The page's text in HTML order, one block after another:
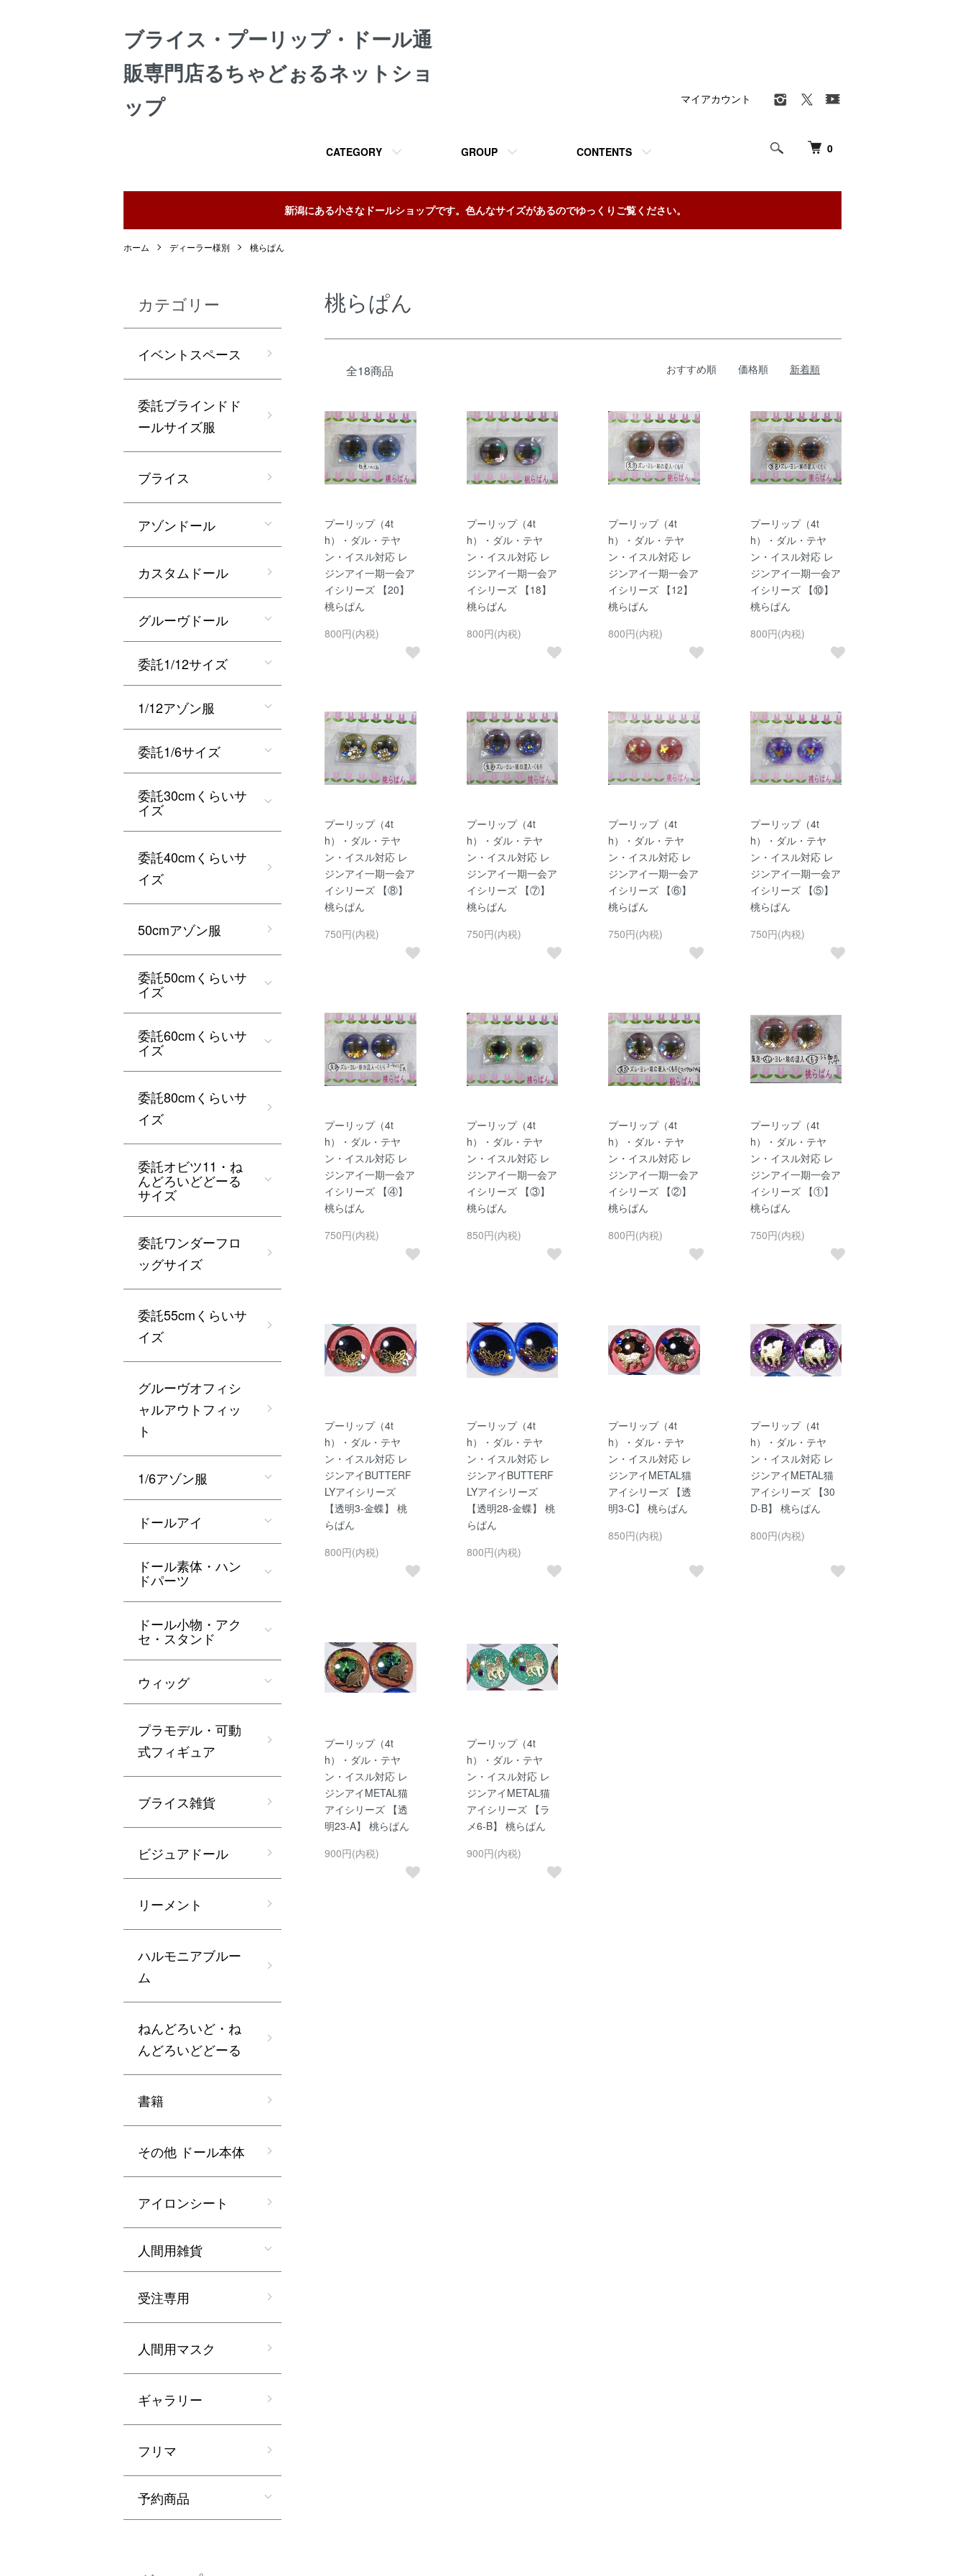
ブライス・プーリップ・ドール通
販専門店るちゃどぉるネットショ
ップ
0
CATEGORY GROUP CONTENTS
マイアカウント
新潟にある小さなドールショップです。色んなサイズがあるのでゆっくりご覧ください。
ホーム ディーラー様別 桃らぱん
桃らぱん
全18商品 おすすめ順 価格順 新着順
プーリップ（4t
h）・ダル・テヤ
ン・イスル対応 レ
ジンアイ一期一会ア
イシリーズ 【20】
桃らぱん
800円(内税)
プーリップ（4t
h）・ダル・テヤ
ン・イスル対応 レ
ジンアイ一期一会ア
イシリーズ 【18】
桃らぱん
800円(内税)
プーリップ（4t
h）・ダル・テヤ
ン・イスル対応 レ
ジンアイ一期一会ア
イシリーズ 【12】
桃らぱん
800円(内税)
プーリップ（4t
h）・ダル・テヤ
ン・イスル対応 レ
ジンアイ一期一会ア
イシリーズ 【⑩】
桃らぱん
800円(内税)
プーリップ（4t
h）・ダル・テヤ
ン・イスル対応 レ
ジンアイ一期一会ア
イシリーズ 【⑧】
桃らぱん
750円(内税)
プーリップ（4t
h）・ダル・テヤ
ン・イスル対応 レ
ジンアイ一期一会ア
イシリーズ 【⑦】
桃らぱん
750円(内税)
プーリップ（4t
h）・ダル・テヤ
ン・イスル対応 レ
ジンアイ一期一会ア
イシリーズ 【⑥】
桃らぱん
750円(内税)
プーリップ（4t
h）・ダル・テヤ
ン・イスル対応 レ
ジンアイ一期一会ア
イシリーズ 【⑤】
桃らぱん
750円(内税)
プーリップ（4t
h）・ダル・テヤ
ン・イスル対応 レ
ジンアイ一期一会ア
イシリーズ 【④】
桃らぱん
750円(内税)
プーリップ（4t
h）・ダル・テヤ
ン・イスル対応 レ
ジンアイ一期一会ア
イシリーズ 【③】
桃らぱん
850円(内税)
プーリップ（4t
h）・ダル・テヤ
ン・イスル対応 レ
ジンアイ一期一会ア
イシリーズ 【②】
桃らぱん
800円(内税)
プーリップ（4t
h）・ダル・テヤ
ン・イスル対応 レ
ジンアイ一期一会ア
イシリーズ 【①】
桃らぱん
750円(内税)
プーリップ（4t
h）・ダル・テヤ
ン・イスル対応 レ
ジンアイBUTTERF
LYアイシリーズ
【透明3-金蝶】 桃
らぱん
800円(内税)
プーリップ（4t
h）・ダル・テヤ
ン・イスル対応 レ
ジンアイBUTTERF
LYアイシリーズ
【透明28-金蝶】 桃
らぱん
800円(内税)
プーリップ（4t
h）・ダル・テヤ
ン・イスル対応 レ
ジンアイMETAL猫
アイシリーズ 【透
明3-C】 桃らぱん
850円(内税)
プーリップ（4t
h）・ダル・テヤ
ン・イスル対応 レ
ジンアイMETAL猫
アイシリーズ 【30
D-B】 桃らぱん
800円(内税)
プーリップ（4t
h）・ダル・テヤ
ン・イスル対応 レ
ジンアイMETAL猫
アイシリーズ 【透
明23-A】 桃らぱん
900円(内税)
プーリップ（4t
h）・ダル・テヤ
ン・イスル対応 レ
ジンアイMETAL猫
アイシリーズ 【ラ
メ6-B】 桃らぱん
900円(内税)
カテゴリー
イベントスペース
委託ブラインドド
ールサイズ服
ブライス
アゾンドール
カスタムドール
グルーヴドール
委託1/12サイズ
1/12アゾン服
委託1/6サイズ
委託30cmくらいサ
イズ
委託40cmくらいサ
イズ
50cmアゾン服
委託50cmくらいサ
イズ
委託60cmくらいサ
イズ
委託80cmくらいサ
イズ
委託オビツ11・ね
んどろいどどーる
サイズ
委託ワンダーフロ
ッグサイズ
委託55cmくらいサ
イズ
グルーヴオフィシ
ャルアウトフィッ
ト
1/6アゾン服
ドールアイ
ドール素体・ハン
ドパーツ
ドール小物・アク
セ・スタンド
ウィッグ
プラモデル・可動
式フィギュア
ブライス雑貨
ビジュアドール
リーメント
ハルモニアブルー
ム
ねんどろいど・ね
んどろいどどーる
書籍
その他 ドール本体
アイロンシート
人間用雑貨
受注専用
人間用マスク
ギャラリー
フリマ
予約商品